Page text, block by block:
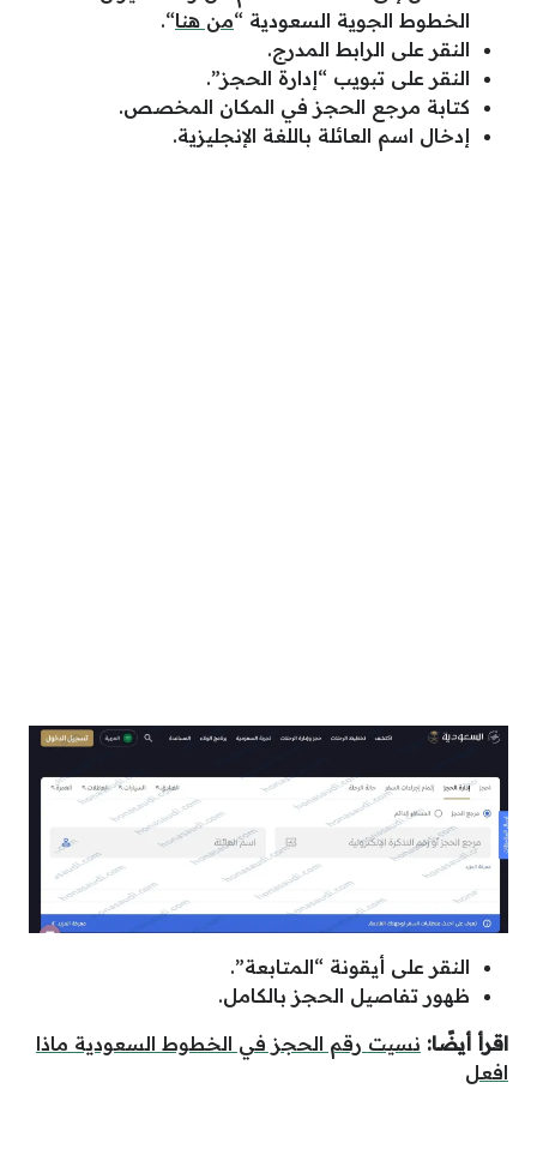
الخطوط الجوية السعودية “من هنا“.
النقر على الرابط المدرج.
النقر على تبويب “إدارة الحجز”.
كتابة مرجع الحجز في المكان المخصص.
إدخال اسم العائلة باللغة الإنجليزية.
النقر على أيقونة “المتابعة”.
ظهور تفاصيل الحجز بالكامل.
اقرأ أيضًا: نسيت رقم الحجز في الخطوط السعودية ماذا
افعل